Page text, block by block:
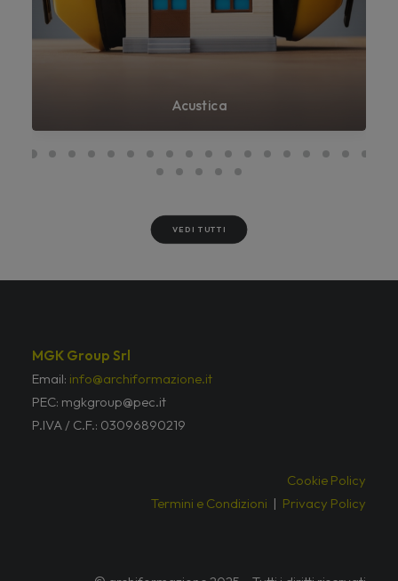
Acustica
VEDI TUTTI
MGK Group Srl
Email: info@archiformazione.it
PEC: mgkgroup@pec.it
P.IVA / C.F.: 03096890219
Cookie Policy
Termini e Condizioni | Privacy Policy